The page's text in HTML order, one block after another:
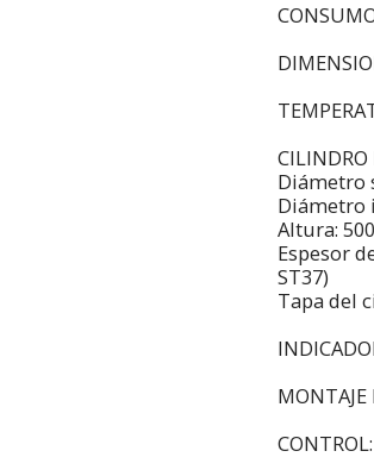
CILINDRO
Diámetro
Diámetro
Altura:
Espesor
ST37)
Tapa del